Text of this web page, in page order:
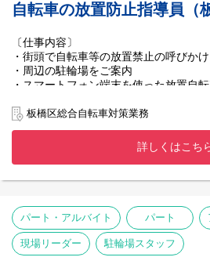
自転車の放置防止指導員（
〔仕事内容〕
・街頭で自転車等の放置禁止の呼びかけ
・周辺の駐輪場をご案内
・スマートフォン端末を使った放置自
板橋区総合自転車対策業務
詳しくはこち
パート・アルバイト パート
現場リーダー 駐輪場スタッフ